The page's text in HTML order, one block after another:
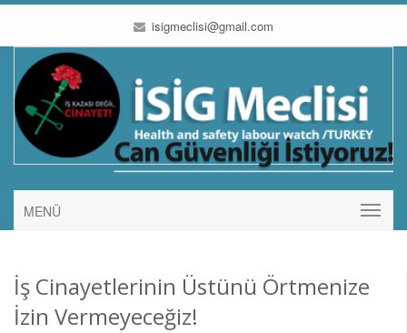
isigmeclisi@gmail.com
MENÜ
İş Cinayetlerinin Üstünü Örtmenize
İzin Vermeyeceğiz!